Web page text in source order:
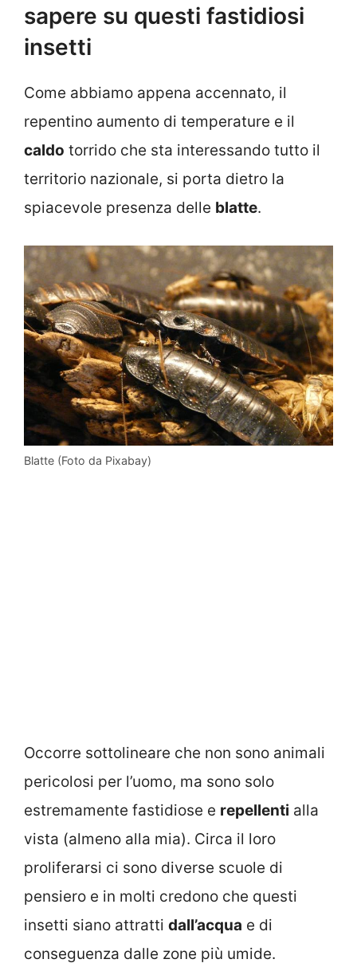
sapere su questi fastidiosi
insetti
Come abbiamo appena accennato, il
repentino aumento di temperature e il
caldo torrido che sta interessando tutto il
territorio nazionale, si porta dietro la
spiacevole presenza delle blatte.
Blatte (Foto da Pixabay)
Occorre sottolineare che non sono animali
pericolosi per l’uomo, ma sono solo
estremamente fastidiose e repellenti alla
vista (almeno alla mia). Circa il loro
proliferarsi ci sono diverse scuole di
pensiero e in molti credono che questi
insetti siano attratti dall’acqua e di
conseguenza dalle zone più umide.